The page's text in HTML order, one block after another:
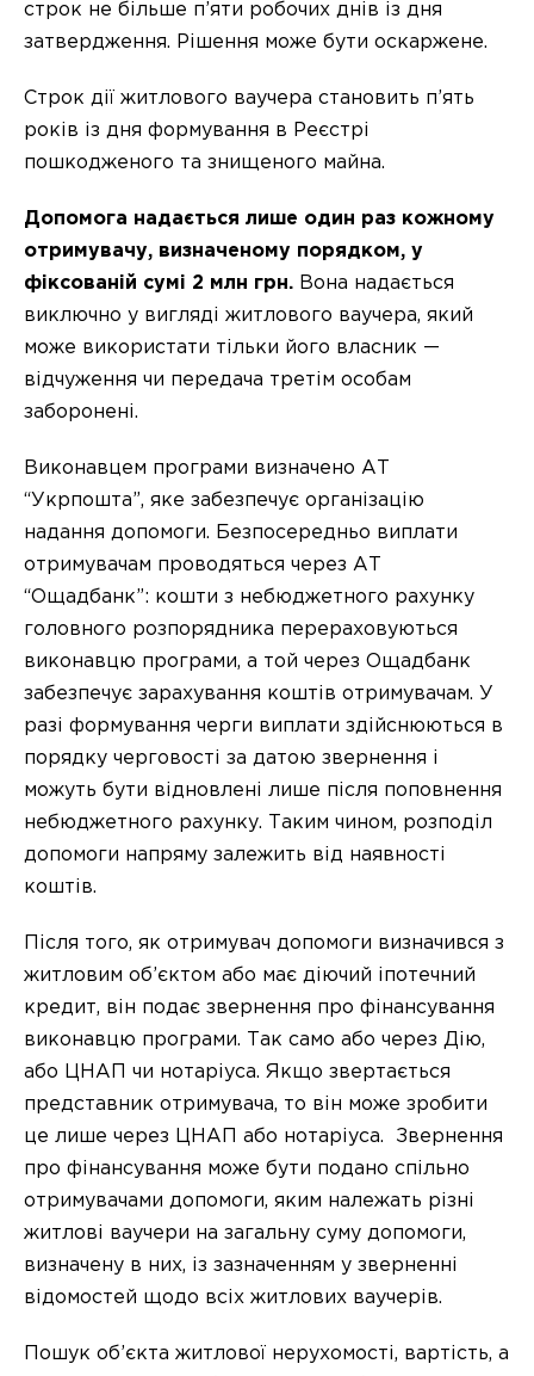
строк не більше п’яти робочих днів із дня
затвердження. Рішення може бути оскаржене.
Строк дії житлового ваучера становить п’ять
років із дня формування в Реєстрі
пошкодженого та знищеного майна.
Допомога надається лише один раз кожному
отримувачу, визначеному порядком, у
фіксованій сумі 2 млн грн. Вона надається
виключно у вигляді житлового ваучера, який
може використати тільки його власник —
відчуження чи передача третім особам
заборонені.
Виконавцем програми визначено АТ
“Укрпошта”, яке забезпечує організацію
надання допомоги. Безпосередньо виплати
отримувачам проводяться через АТ
“Ощадбанк”: кошти з небюджетного рахунку
головного розпорядника перераховуються
виконавцю програми, а той через Ощадбанк
забезпечує зарахування коштів отримувачам. У
разі формування черги виплати здійснюються в
порядку черговості за датою звернення і
можуть бути відновлені лише після поповнення
небюджетного рахунку. Таким чином, розподіл
допомоги напряму залежить від наявності
коштів.
Після того, як отримувач допомоги визначився з
житловим об’єктом або має діючий іпотечний
кредит, він подає звернення про фінансування
виконавцю програми. Так само або через Дію,
або ЦНАП чи нотаріуса. Якщо звертається
представник отримувача, то він може зробити
це лише через ЦНАП або нотаріуса. Звернення
про фінансування може бути подано спільно
отримувачами допомоги, яким належать різні
житлові ваучери на загальну суму допомоги,
визначену в них, із зазначенням у зверненні
відомостей щодо всіх житлових ваучерів.
Пошук об’єкта житлової нерухомості, вартість, а